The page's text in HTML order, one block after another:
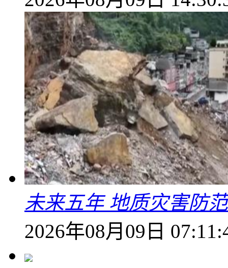
未来五年 地质灾害防
2026年08月09日